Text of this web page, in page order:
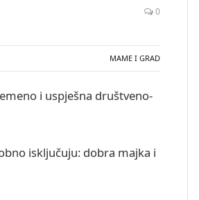
0
MAME I GRAD
i uspješna društveno-
isključuju: dobra majka i